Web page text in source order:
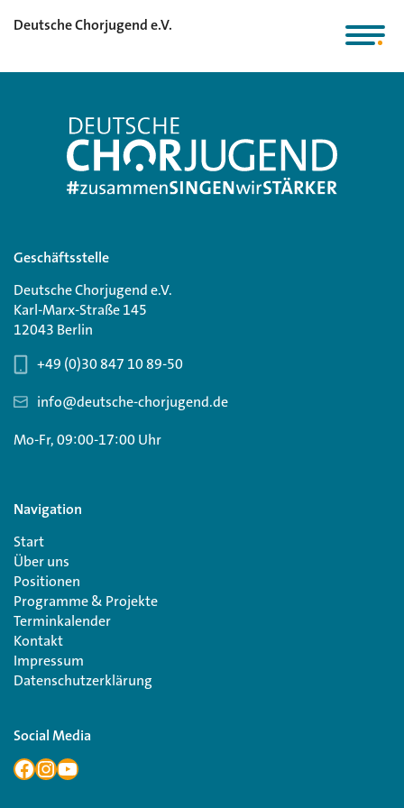
Deutsche Chorjugend e.V.
Geschäftsstelle
Deutsche Chorjugend e.V.
Karl-Marx-Straße 145
12043 Berlin
+49 (0)30 847 10 89-50
info@deutsche-chorjugend.de
Mo-Fr, 09:00-17:00 Uhr
Navigation
Start
Über uns
Positionen
Programme & Projekte
Terminkalender
Kontakt
Impressum
Datenschutzerklärung
Social Media